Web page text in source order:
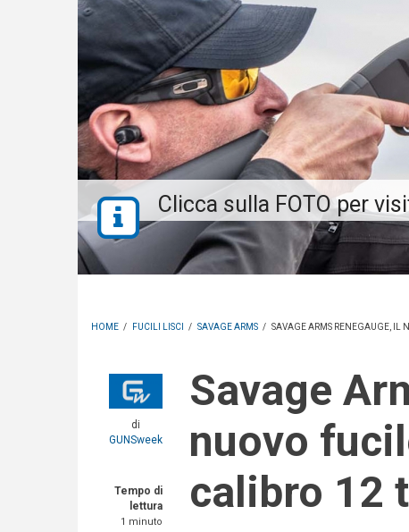
HOME / FUCILI LISCI / SAVAGE ARMS / SAVAGE ARMS RENEGAUGE, IL
di
GUNSweek
Tempo di
lettura
1 minuto
Savage Arms Renegauge, il
nuovo
calibro 12